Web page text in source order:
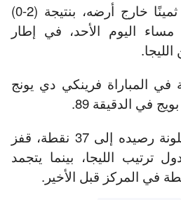
حقق برشلونة انتصارًا ثمينًا خارج أرضه، بنتيجة (2-0)
اليوم الأحد، في إطار
المباراة فرينكي دي يونج
بهذا الانتصار، رفع برشلونة رصيده إلى 37 نقطة، قفز
ترتيب الليجا، بينما يتجمد